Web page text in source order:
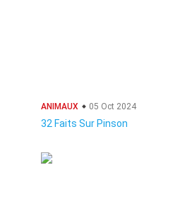
ANIMAUX 05 Oct 2024
32 Faits Sur Pinson